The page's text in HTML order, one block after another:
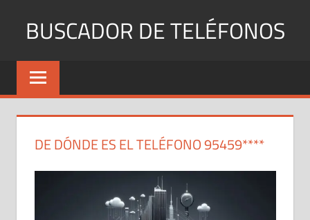
BUSCADOR DE TELÉFONOS
Identifica
Números
y
DE DÓNDE ES EL TELÉFONO 95459****